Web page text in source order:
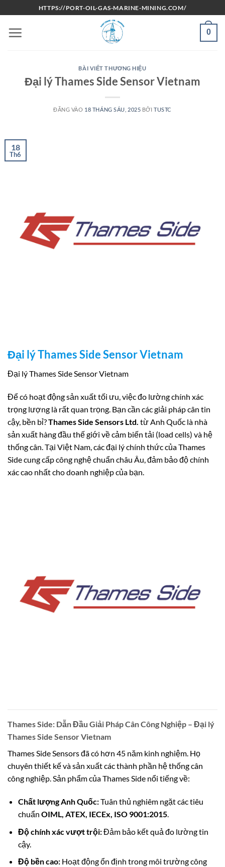
qua
nội
HTTPS://PORT-OIL-GAS-MARINE-MINING.COM/
0
BÀI VIẾT THƯƠNG HIỆU
Đại lý Thames Side Sensor Vietnam
ĐĂNG VÀO 18 THÁNG SÁU, 2025 BỞITUSTC
18
Th6
Đại lý Thames Side Sensor Vietnam
Đại lý Thames Side Sensor Vietnam
Để có hoạt động sản xuất tối ưu, việc đo lường chính xác
trọng lượng là rất quan trọng. Bạn cần các giải pháp cân tin
cậy, bền bỉ?Thames Side Sensors Ltd. từ Anh Quốc là nhà
sản xuất hàng đầu thế giới về cảm biến tải (load cells) và hệ
thống cân. Tại Việt Nam, các đại lý chính thức của Thames
Side cung cấp công nghệ chuẩn châu Âu, đảm bảo độ chính
xác cao nhất cho doanh nghiệp của bạn.
Thames Side: Dẫn Đầu Giải Pháp Cân Công Nghiệp – Đại lý
Thames Side Sensor Vietnam
Thames Side Sensors đã có hơn 45 năm kinh nghiệm. Họ
chuyên thiết kế và sản xuất các thành phần hệ thống cân
công nghiệp. Sản phẩm của Thames Side nổi tiếng về:
Chất lượng Anh Quốc:Tuân thủ nghiêm ngặt các tiêu
chuẩn OIML, ATEX, IECEx, ISO 9001:2015.
Độ chính xác vượt trội:Đảm bảo kết quả đo lường tin
cậy.
Độ bền cao:Hoạt động ổn định trong môi trường công